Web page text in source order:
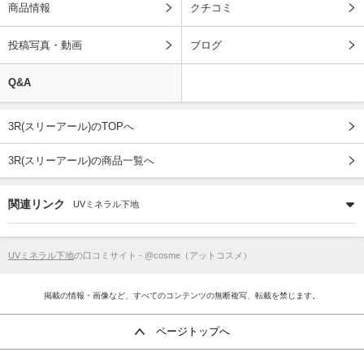
商品情報 クチコミ
投稿写真・動画 ブログ
Q&A
3R(スリーアール)のTOPへ
3R(スリーアール)の商品一覧へ
関連リンク UVミネラル下地
UVミネラル下地の口コミサイト - @cosme（アットコスメ）
掲載の情報・画像など、すべてのコンテンツの無断複写、転載を禁じます。
ページトップへ